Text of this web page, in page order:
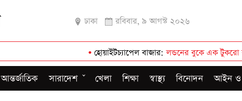
ঢাকা রবিবার, ৯ আগস্ট ২০২৬
হোয়াইটচ্যাপেল বাজার লন্ডনের বুকে এক টুকরো বাংলাদেশ•
আন্তর্জাতিক সারাদেশ খেলা শিক্ষা স্বাস্থ্য বিনোদন আইন